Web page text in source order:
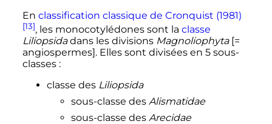
En classification classique de Cronquist (1981)
[13], les monocotylédones sont la classe
Liliopsidadans les divisions Magnoliophyta[=
angiospermes]. Elles sont divisées en 5 sous-
classes :
classe des Liliopsida
sous-classe des Alismatidae
sous-classe des Arecidae